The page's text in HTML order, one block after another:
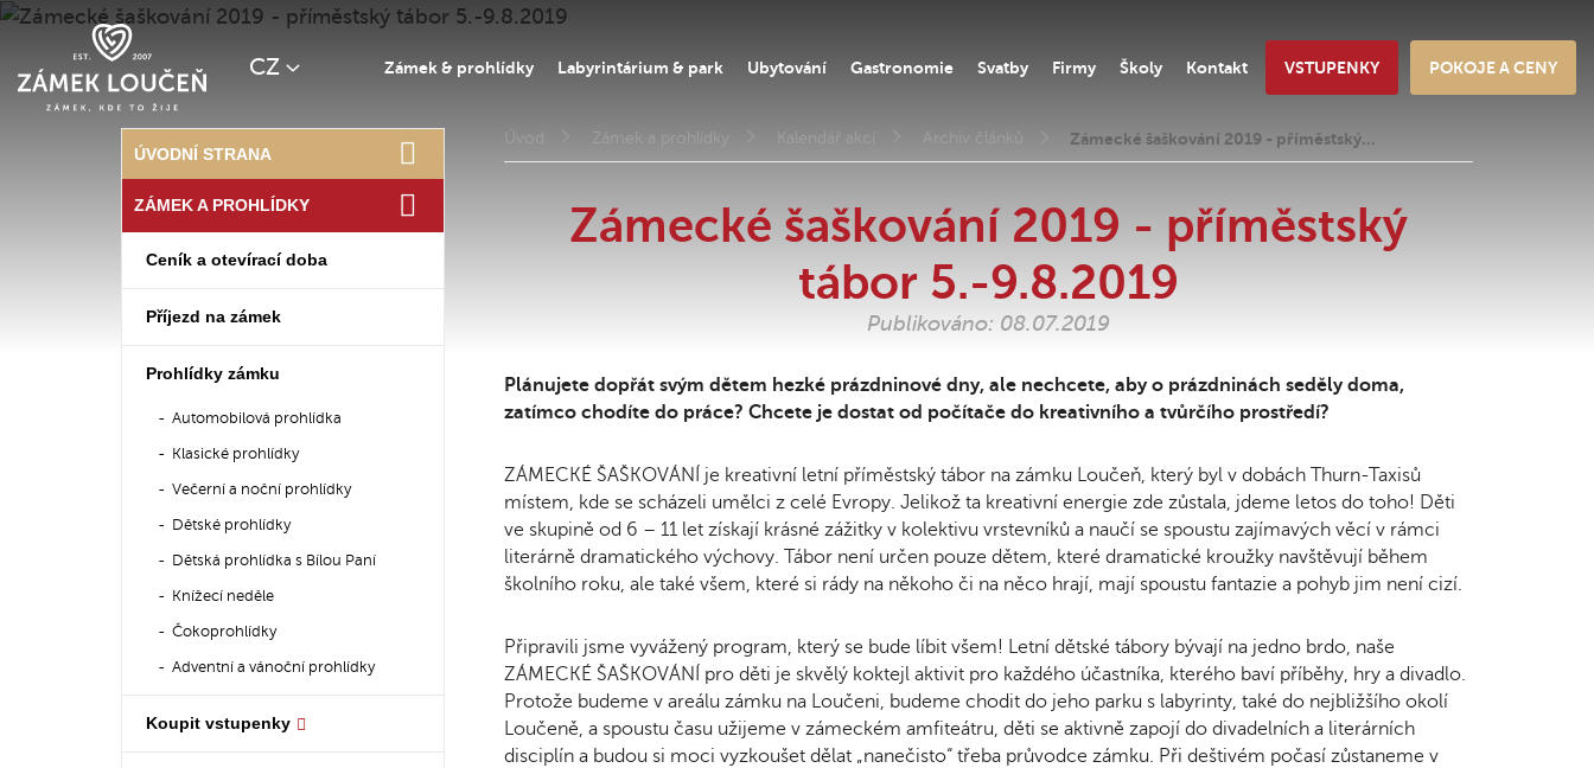
CZ VSTUPENKY POKOJE A CENY
Zámek & prohlídky Labyrintárium & park Ubytování Gastronomie Svatby Firmy Školy Kontakt
Úvod Zámek a prohlídky Kalendář akcí Archiv článků Zámecké šaškování 2019 - příměstský…
Zámecké šaškování 2019 - příměstský
tábor 5.-9.8.2019
Publikováno: 08.07.2019
Plánujete dopřát svým dětem hezké prázdninové dny, ale nechcete, aby o prázdninách seděly doma,
zatímco chodíte do práce? Chcete je dostat od počítače do kreativního a tvůrčího prostředí?
ZÁMECKÉ ŠAŠKOVÁNÍ je kreativní letní příměstský tábor na zámku Loučeň, který byl v dobách Thurn-Taxisů
místem, kde se scházeli umělci z celé Evropy. Jelikož ta kreativní energie zde zůstala, jdeme letos do toho! Děti
ve skupině od 6 – 11 let získají krásné zážitky v kolektivu vrstevníků a naučí se spoustu zajímavých věcí v rámci
literárně dramatického výchovy. Tábor není určen pouze dětem, které dramatické kroužky navštěvují během
školního roku, ale také všem, které si rády na někoho či na něco hrají, mají spoustu fantazie a pohyb jim není cizí.
Připravili jsme vyvážený program, který se bude líbit všem! Letní dětské tábory bývají na jedno brdo, naše
ZÁMECKÉ ŠAŠKOVÁNÍ pro děti je skvělý koktejl aktivit pro každého účastníka, kterého baví příběhy, hry a divadlo.
Protože budeme v areálu zámku na Loučeni, budeme chodit do jeho parku s labyrinty, také do nejbližšího okolí
Loučeně, a spoustu času užijeme v zámeckém amfiteátru, děti se aktivně zapojí do divadelních a literárních
disciplín a budou si moci vyzkoušet dělat „nanečisto“ třeba průvodce zámku. Při deštivém počasí zůstaneme v
ÚVODNÍ STRANA
ZÁMEK A PROHLÍDKY
Ceník a otevírací doba
Příjezd na zámek
Prohlídky zámku
Automobilová prohlídka
Klasické prohlídky
Večerní a noční prohlídky
Dětské prohlídky
Dětská prohlídka s Bílou Paní
Knížecí neděle
Čokoprohlídky
Adventní a vánoční prohlídky
Koupit vstupenky